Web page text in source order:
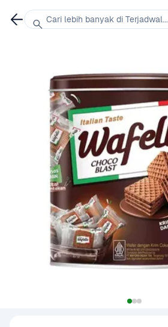
Cari lebih banyak di Terjadwal...